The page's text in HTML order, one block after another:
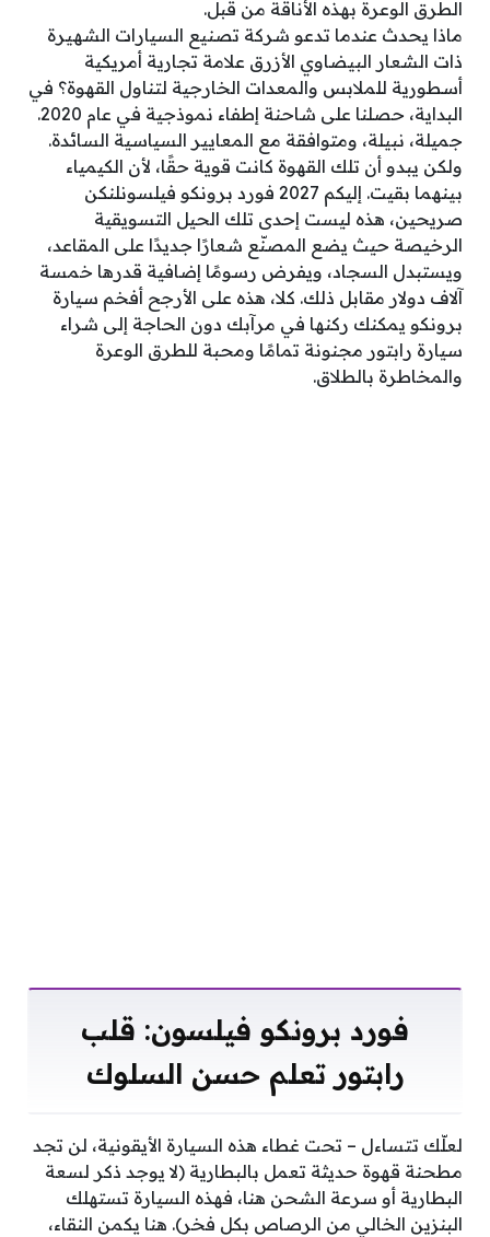
الطرق الوعرة بهذه الأناقة من قبل.
ماذا يحدث عندما تدعو شركة تصنيع السيارات الشهيرة
ذات الشعار البيضاوي الأزرق علامة تجارية أمريكية
أسطورية للملابس والمعدات الخارجية لتناول القهوة؟ في
البداية، حصلنا على شاحنة إطفاء نموذجية في عام 2020.
جميلة، نبيلة، ومتوافقة مع المعايير السياسية السائدة.
ولكن يبدو أن تلك القهوة كانت قوية حقًا، لأن الكيمياء
بينهما بقيت. إليكم 2027 فورد برونكو فيلسونلنكن
صريحين، هذه ليست إحدى تلك الحيل التسويقية
الرخيصة حيث يضع المصنّع شعارًا جديدًا على المقاعد،
ويستبدل السجاد، ويفرض رسومًا إضافية قدرها خمسة
آلاف دولار مقابل ذلك. كلا، هذه على الأرجح أفخم سيارة
برونكو يمكنك ركنها في مرآبك دون الحاجة إلى شراء
سيارة رابتور مجنونة تمامًا ومحبة للطرق الوعرة
والمخاطرة بالطلاق.
فورد برونكو فيلسون: قلب
رابتور تعلم حسن السلوك
لعلّك تتساءل – تحت غطاء هذه السيارة الأيقونية، لن تجد
مطحنة قهوة حديثة تعمل بالبطارية (لا يوجد ذكر لسعة
البطارية أو سرعة الشحن هنا، فهذه السيارة تستهلك
البنزين الخالي من الرصاص بكل فخر). هنا يكمن النقاء،